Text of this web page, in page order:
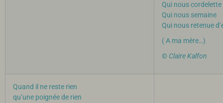
Qui nous cordelette
Qui nous semaine
Qui nous retenue
( A ma mère…)
© Claire Kalfon
Quand il ne reste rien
qu’une poignée de rien